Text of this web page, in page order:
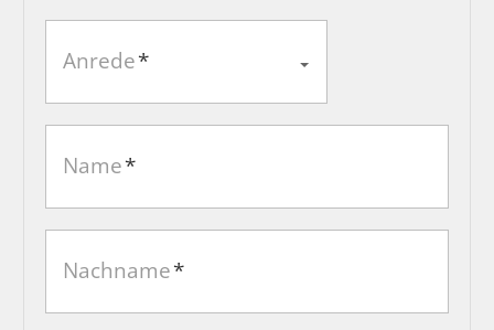
Anrede*
Name*
Nachname*